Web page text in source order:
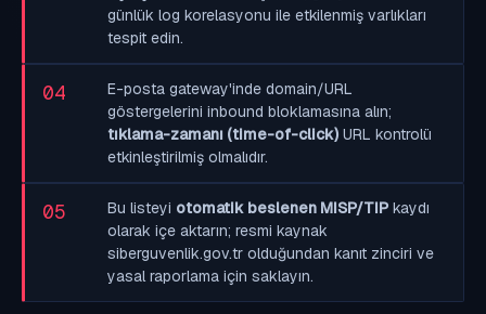
günlük log korelasyonu ile etkilenmiş varlıkları
tespit edin.
04
E-posta gateway'inde domain/URL
göstergelerini inbound bloklamasına alın;
tıklama-zamanı (time-of-click) URL kontrolü
etkinleştirilmiş olmalıdır.
05 Bu listeyi otomatik beslenen MISP/TIP kaydı
olarak içe aktarın; resmi kaynak
siberguvenlik.gov.tr olduğundan kanıt zinciri ve
yasal raporlama için saklayın.